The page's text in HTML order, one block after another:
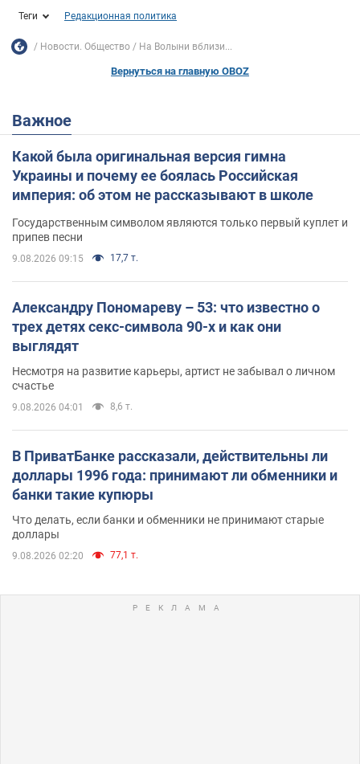
Теги Редакционная политика
Новости. Общество На Волыни вблизи...
Вернуться на главную OBOZ
Важное
Какой была оригинальная версия гимна
Украины и почему ее боялась Российская
империя: об этом не рассказывают в школе
Государственным символом являются только первый куплет и
припев песни
9.08.2026 09:15 17,7 т.
Александру Пономареву – 53: что известно о
трех детях секс-символа 90-х и как они
выглядят
Несмотря на развитие карьеры, артист не забывал о личном
счастье
9.08.2026 04:01 8,6 т.
В ПриватБанке рассказали, действительны ли
доллары 1996 года: принимают ли обменники и
банки такие купюры
Что делать, если банки и обменники не принимают старые
доллары
9.08.2026 02:20 77,1 т.